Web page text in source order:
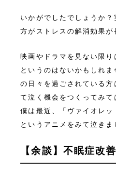
いかがでしたでしょうか？
方がストレスの解消効果が
映画やドラマを見ない限
というのはないかもしれ
の日々を過ごされている方
て泣く機会をつくってみて
僕は最近、「ヴァイオレッ
というアニメをみて泣きま
【余談】不眠症改